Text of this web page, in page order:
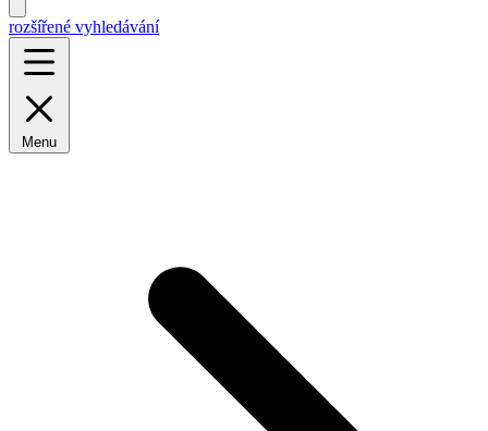
rozšířené vyhledávání
Menu